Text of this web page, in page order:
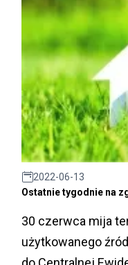
2022-06-13
Ostatnie tygodnie na
30 czerwca mija
użytkowanego